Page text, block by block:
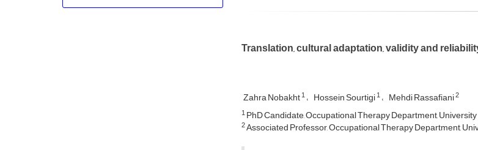
Translation, cultural adaptation, validity and
Zahra Nobakht1 Hossein Sourtigi1 Mehdi Rassafiani2
1PhD Candidate, Occupational Therapy Department,
2Associated Professor, Occupational Therapy Department,